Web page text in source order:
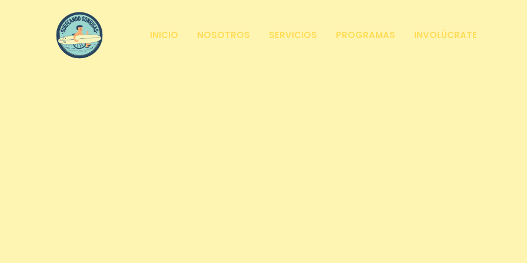
INICIO NOSOTROS SERVICIOS PROGRAMAS INVOLÚCRATE